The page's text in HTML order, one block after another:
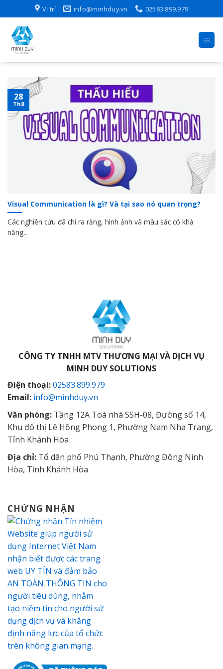
to
content
Vị trí info@minhduy.vn 02583.899.979
Visual Communication là gì? Và tại sao nó quan trọng?
Các nghiên cứu đã chỉ ra rằng, hình ảnh và màu sắc có khả
năng...
28
Th8
CÔNG TY TNHH MTV THƯƠNG MẠI VÀ DỊCH VỤ
MINH DUY SOLUTIONS
Điện thoại:02583.899.979
Email: info@minhduy.vn
Văn phòng: Tầng 12A Toà nhà SSH-08, Đường số 14,
Khu đô thị Lê Hồng Phong 1, Phường Nam Nha Trang,
Tỉnh Khánh Hòa
Địa chỉ: Tổ dân phố Phú Thạnh, Phường Đông Ninh
Hòa, Tỉnh Khánh Hòa
CHỨNG NHẬN